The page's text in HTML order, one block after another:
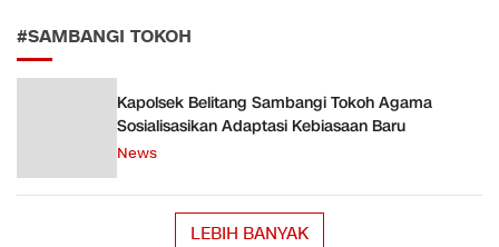
#SAMBANGI TOKOH
Kapolsek Belitang Sambangi Tokoh Agama
Sosialisasikan Adaptasi Kebiasaan Baru
News
LEBIH BANYAK